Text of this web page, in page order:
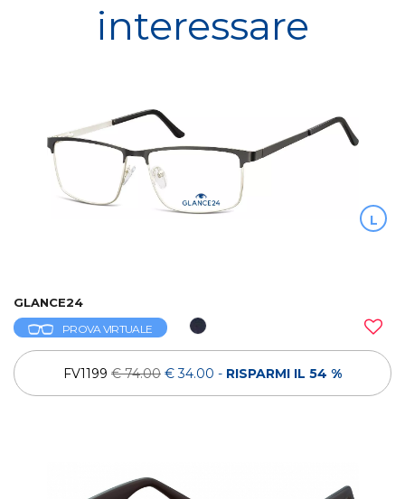
interessare
L
GLANCE24
PROVA VIRTUALE
FV1199 € 74.00 € 34.00 - RISPARMI IL 54 %